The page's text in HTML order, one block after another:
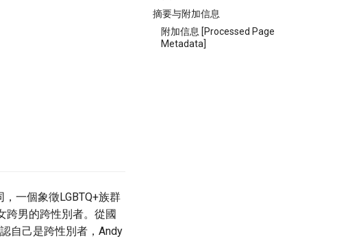
摘要与附加信息
附加信息 [Processed Page
Metadata]
一個象徵LGBTQ+族群
跨男的跨性別者。從國
自己是跨性別者，Andy